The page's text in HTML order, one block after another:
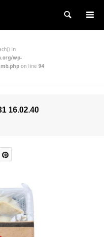
Search
in
wp-
on line 94
16.02.40